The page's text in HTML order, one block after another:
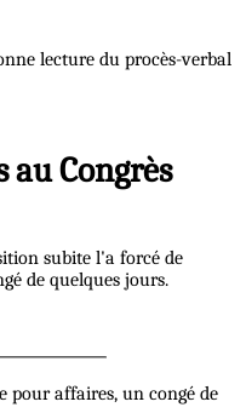
lecture du procès-verbal
au Congrès
subite l'a forcé de
de quelques jours.
pour affaires, un congé de